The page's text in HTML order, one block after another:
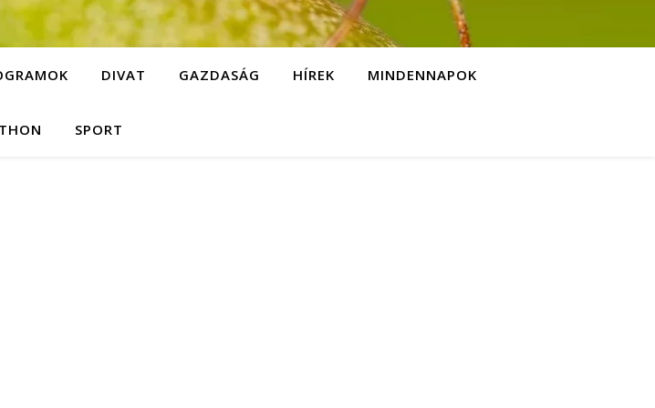
DIVAT GAZDASÁG HÍREK MINDENNAPOK
SPORT